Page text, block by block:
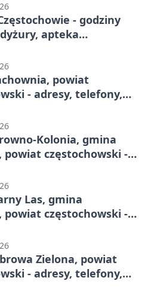
- godziny
apteka
powiat
- adresy, telefony,
Kolonia, gmina
powiat częstochowski -
Las, gmina
powiat częstochowski -
Zielona, powiat
- adresy, telefony,